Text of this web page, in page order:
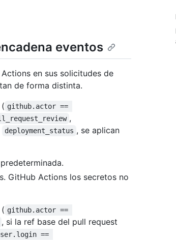
eventos
en sus solicitudes de
de forma distinta.
github.actor ==
,
deployment_status , se aplican
GitHub Actions los secretos no
github.actor ==
, si la ref base del pull request
==